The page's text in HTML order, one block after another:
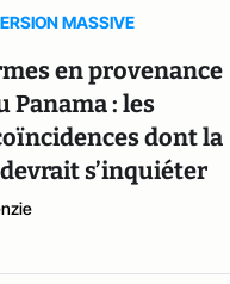
MASSIVE
en provenance
Panama : les
dont la
s’inquiéter